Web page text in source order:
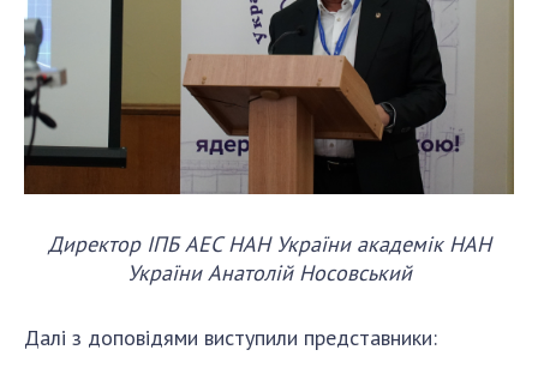
Директор ІПБ АЕС НАН України академік НАН
України Анатолій Носовський
Далі з доповідями виступили представники: